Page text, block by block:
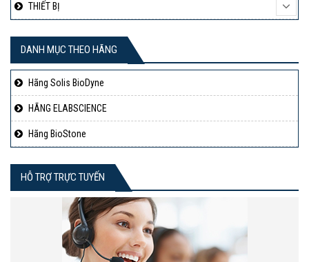
THIẾT BỊ
DANH MỤC THEO HÃNG
Hãng Solis BioDyne
HÃNG ELABSCIENCE
Hãng BioStone
HỖ TRỢ TRỰC TUYẾN